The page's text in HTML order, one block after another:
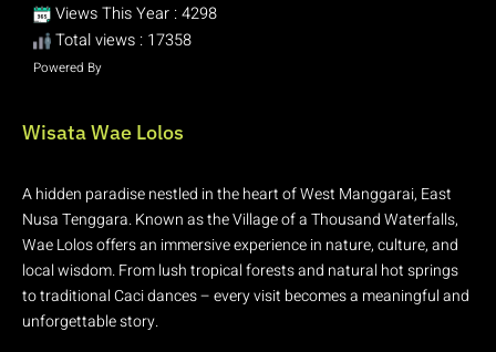
Views This Year : 4298
Total views : 17358
Powered By
Wisata Wae Lolos
A hidden paradise nestled in the heart of West Manggarai, East
Nusa Tenggara. Known as the Village of a Thousand Waterfalls,
Wae Lolos offers an immersive experience in nature, culture, and
local wisdom. From lush tropical forests and natural hot springs
to traditional Caci dances – every visit becomes a meaningful and
unforgettable story.